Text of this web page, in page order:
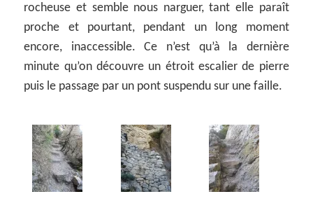
rocheuse et semble nous narguer, tant elle paraît
proche et pourtant, pendant un long moment
encore, inaccessible. Ce n’est qu’à la dernière
minute qu’on découvre un étroit escalier de pierre
puis le passage par un pont suspendu sur une faille.